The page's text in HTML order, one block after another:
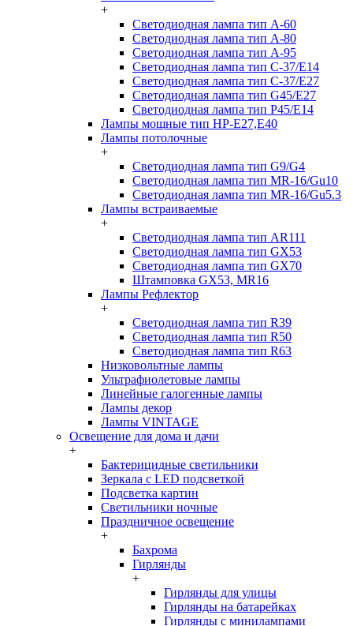
+
Светодиодная лампа тип A-60
Светодиодная лампа тип A-80
Светодиодная лампа тип A-95
Светодиодная лампа тип C-37/Е14
Светодиодная лампа тип C-37/Е27
Светодиодная лампа тип G45/E27
Светодиодная лампа тип P45/E14
Лампы мощные тип HP-E27,E40
Лампы потолочные
+
Светодиодная лампа тип G9/G4
Светодиодная лампа тип MR-16/Gu10
Светодиодная лампа тип MR-16/Gu5.3
Лампы встраиваемые
+
Светодиодная лампа тип AR111
Светодиодная лампа тип GX53
Светодиодная лампа тип GX70
Штамповка GX53, MR16
Лампы Рефлектор
+
Светодиодная лампа тип R39
Светодиодная лампа тип R50
Светодиодная лампа тип R63
Низковольтные лампы
Ультрафиолетовые лампы
Линейные галогенные лампы
Лампы декор
Лампы VINTAGE
Освещение для дома и дачи
+
Бактерицидные светильники
Зеркала с LED подсветкой
Подсветка картин
Светильники ночные
Праздничное освещение
+
Бахрома
Гирлянды
+
Гирлянды для улицы
Гирлянды на батарейках
Гирлянды с минилампами